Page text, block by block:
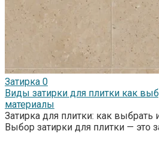
Затирка 0
Виды затирки для плитки как
материалы
Затирка для плитки: как выбрать
Выбор затирки для плитки — это